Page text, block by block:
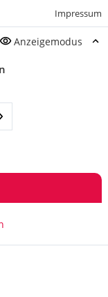
Impressum
Anzeigemodus